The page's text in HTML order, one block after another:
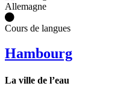
Allemagne
Cours de langues
Hambourg
La ville de l’eau